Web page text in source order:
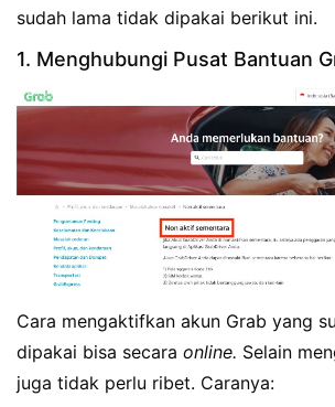
sudah lama tidak dipakai berikut ini.
1. Menghubungi Pusat Bantuan
Cara mengaktifkan akun Grab yang
dipakai bisa secara online. Selain
juga tidak perlu ribet. Caranya: